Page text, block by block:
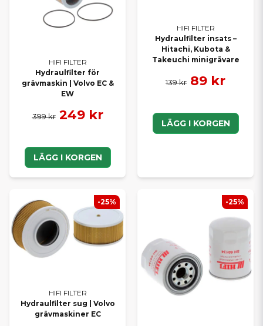
HIFI FILTER
Hydraulfilter för
grävmaskin | Volvo EC &
EW
399 kr 249 kr
LÄGG I KORGEN
HIFI FILTER
Hydraulfilter insats –
Hitachi, Kubota &
Takeuchi minigrävare
139 kr 89 kr
LÄGG I KORGEN
HIFI FILTER
Hydraulfilter sug | Volvo
grävmaskiner EC
-25% -25%